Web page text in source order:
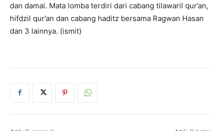
dan damai. Mata lomba terdiri dari cabang tilawaril qur’an,
hifdzil qur’an dan cabang haditz bersama Ragwan Hasan
dan 3 lainnya. (ismit)